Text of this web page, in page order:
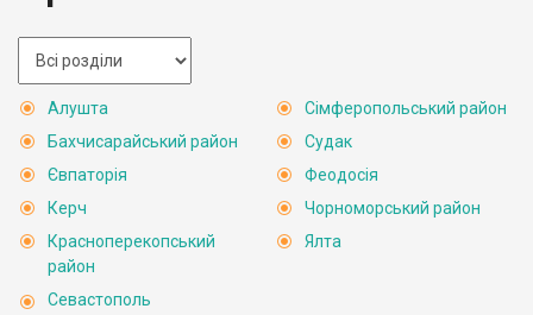
Алушта
Бахчисарайський район
Євпаторія
Керч
Красноперекопський
район
Севастополь
Сімферопольський район
Судак
Феодосія
Чорноморський район
Ялта